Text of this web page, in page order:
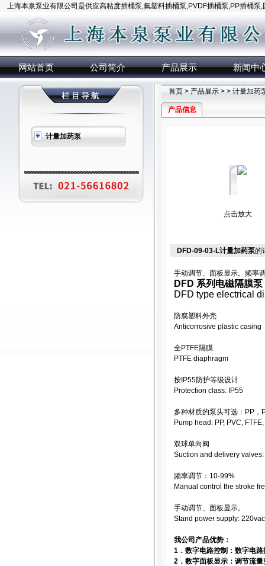
上海本泉泵业有限公司是供应高粘度插桶泵,氟塑料插桶泵,PVDF插桶泵,PP插桶泵
网站首页 公司简介 产品展示 新闻中
计量加药泵
首页 > 产品展示 > > 计量加药
产品信息
点击放大
DFD-09-03-L计量加药泵的
手动调节、面板显示。频率
DFD 系列电磁隔膜泵
DFD type electrical
防腐塑料外壳
Anticorrosive plastic casing
全PTFE隔膜
PTFE diaphragm
按IP55防护等级设计
Protection class: IP55
多种材质的泵头可选：PP，
Pump head: PP, PVC,
双球单向阀
Suction and delivery
频率调节：10-99%
Manual control the stroke
手动调节、面板显示。
Stand power supply:
我公司产品优势：
1．数字电路控制：数字电
2．数字面板显示：调节流